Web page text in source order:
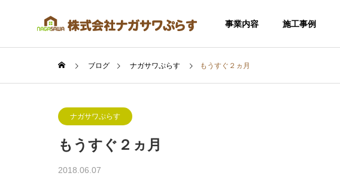
事業内容 施工事例
SERVICE
事業内容
ブログ ナガサワぷらす もうすぐ２ヵ月
ナガサワぷらす
もうすぐ２ヵ月
2018.06.07